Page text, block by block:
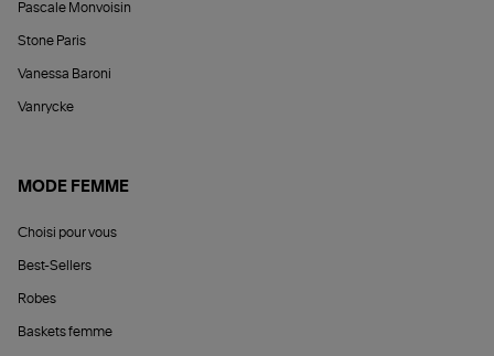
Pascale Monvoisin
Stone Paris
Vanessa Baroni
Vanrycke
MODE FEMME
Choisi pour vous
Best-Sellers
Robes
Baskets femme